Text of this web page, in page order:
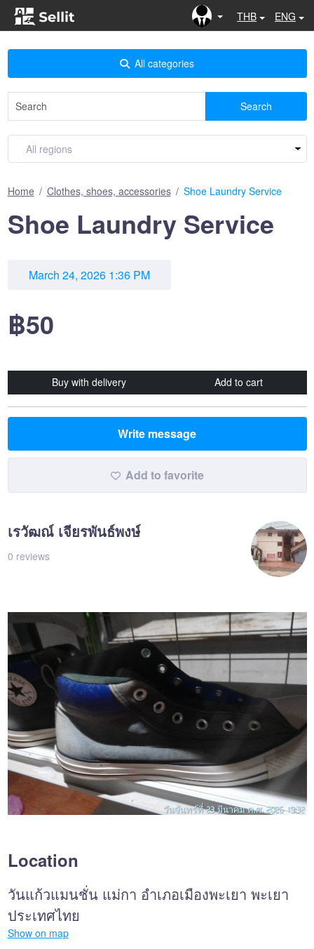
THB ENG
All categories
Search
Home Clothes, shoes, accessories Shoe Laundry Service
Shoe Laundry Service
March 24, 2026 1:36 PM
Location
วันแก้วแมนชั่น แม่กา อำเภอเมืองพะเยา พะเยา
ประเทศไทย
Show on map
฿50
Buy with delivery Add to cart
Write message
Add to favorite
เรวัฒณ์ เจียรพันธ์พงษ์
0 reviews